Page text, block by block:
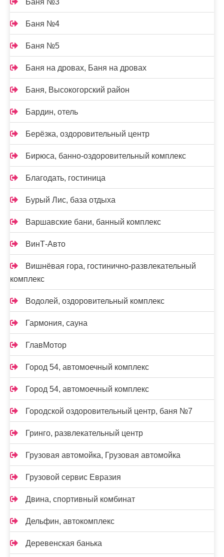
Баня №3
Баня №4
Баня №5
Баня на дровах, Баня на дровах
Баня, Высокогорский район
Бардин, отель
Берёзка, оздоровительный центр
Бирюса, банно-оздоровительный комплекс
Благодать, гостиница
Бурый Лис, база отдыха
Варшавские бани, банный комплекс
ВинТ-Авто
Вишнёвая гора, гостинично-развлекательный
комплекс
Водолей, оздоровительный комплекс
Гармония, сауна
ГлавМотор
Город 54, автомоечный комплекс
Город 54, автомоечный комплекс
Городской оздоровительный центр, баня №7
Гринго, развлекательный центр
Грузовая автомойка, Грузовая автомойка
Грузовой сервис Евразия
Двина, спортивный комбинат
Дельфин, автокомплекс
Деревенская банька